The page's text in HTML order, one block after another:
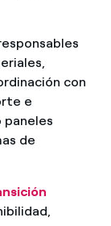
con
e
paneles
de